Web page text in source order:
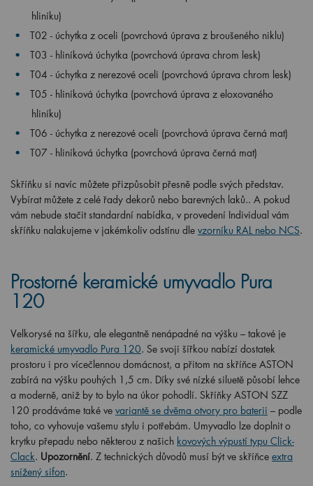
hliníku)
T02 - úchytka z oceli (povrchová úprava z broušeného niklu)
T03 - hliníková úchytka (povrchová úprava chrom lesk)
T04 - úchytka z nerezové oceli (povrchová úprava chrom lesk)
T05 - hliníková úchytka (povrchová úprava z eloxovaného
hliníku)
T06 - úchytka z nerezové oceli (povrchová úprava černá mat)
T07 - hliníková úchytka (povrchová úprava černá mat)
Skříňku si navíc můžete přizpůsobit přesně podle svých představ.
Vybírat můžete z celé řady dekorů nebo barevných laků.. A pokud
vám nebude stačit standardní nabídka, v provedení Individual vám
skříňku nalakujeme v jakémkoliv odstínu dle vzorníku RAL nebo NCS.
Prostorné keramické umyvadlo Pura
120
Velkorysé na šířku, ale elegantně nenápadné na výšku – takové je
keramické umyvadlo Pura 120. Se svoji šířkou nabízí dostatek
prostoru i pro vícečlennou domácnost, a přitom na skříňce ASTON
zabírá na výšku pouhých 1,5 cm. Díky své nízké siluetě působí lehce
a moderně, aniž by to bylo na úkor pohodlí. Skříňky ASTON SZZ
120 prodáváme také ve variantě se dvěma otvory pro baterii – podle
toho, co vyhovuje vašemu stylu i potřebám. Umyvadlo lze doplnit o
krytku přepadu nebo některou z našich kovových výpustí typu Click-
Clack. Upozornění. Z technických důvodů musí být ve skříňce extra
snížený sifon.